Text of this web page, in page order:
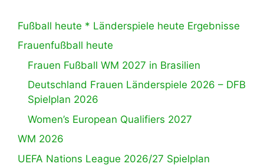
Fußball heute * Länderspiele heute Ergebnisse
Frauenfußball heute
Frauen Fußball WM 2027 in Brasilien
Deutschland Frauen Länderspiele 2026 – DFB
Spielplan 2026
Women’s European Qualifiers 2027
WM 2026
UEFA Nations League 2026/27 Spielplan